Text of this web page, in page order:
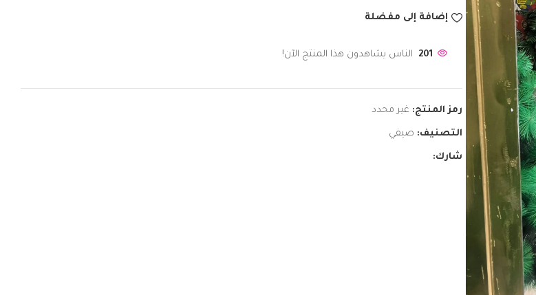
إضافة إلى مفضلة
201 الناس يشاهدون هذا المنتج الآن!
رمز المنتج: غير محدد
التصنيف: صيفي
شارك: